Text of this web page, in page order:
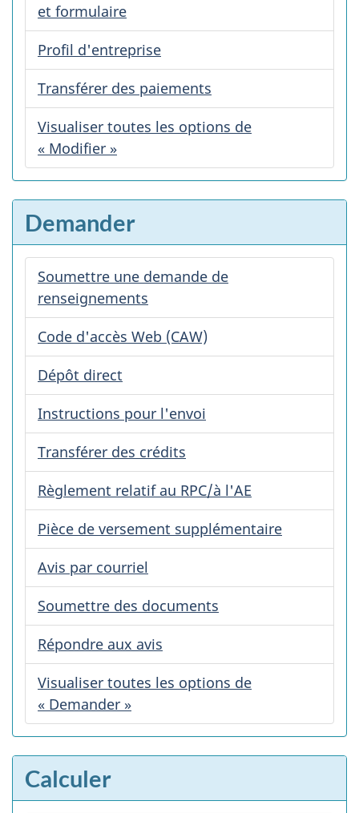
et formulaire
Profil d'entreprise
Transférer des paiements
Visualiser toutes les options de
« Modifier »
Demander
Soumettre une demande de
renseignements
Code d'accès Web (CAW)
Dépôt direct
Instructions pour l'envoi
Transférer des crédits
Règlement relatif au RPC/à l'AE
Pièce de versement supplémentaire
Avis par courriel
Soumettre des documents
Répondre aux avis
Visualiser toutes les options de
« Demander »
Calculer